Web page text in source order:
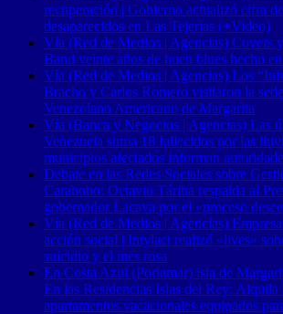
recuperación | Gobierno actualizó cifra
desaparecidos en Las Tejerías (+Video)
Vía (Red de Medios | Agencias) Covers
Band veinte años de buen blues hecho
Vía (Red de Medios | Agencias) Los
Bracho y Carlos Romero visitaron la
Venezolano Americano de Margarita
Vía (Banca y Negocios | Agencias) Las
Venezuela suma 18 fallecidos por las
municipios afectados informan
Debate en las Redes Sociales sobre
Carabobo: Octavio Táriba respalda al
gobernador Lacava por el «proceso
Vía (Red de Medios | Agencias)
acción social | Intylact realizó «lives»
suicidio y el mes rosa
En Costa Azul (Porlamar) isla de
En las Residencias Islas del Rey:
apartamentos vacacionales equipados